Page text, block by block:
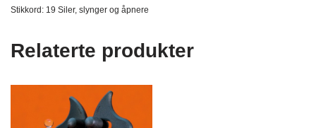
Stikkord: 19 Siler, slynger og åpnere
Relaterte produkter